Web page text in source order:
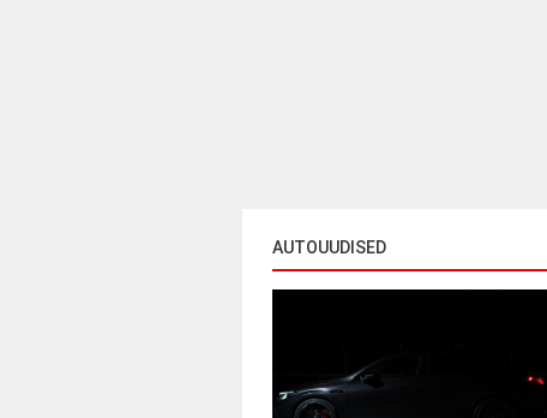
AUTOUUDISED